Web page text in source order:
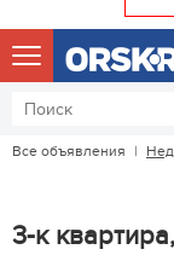
Все объявления |
3-к